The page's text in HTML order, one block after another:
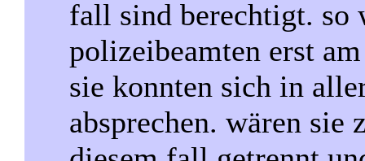
fall sind berechtigt. so
polizeibeamten erst
sie konnten sich in
absprechen. wären